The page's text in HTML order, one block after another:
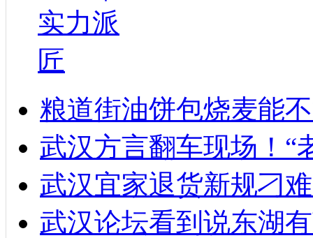
实力派
匠
粮道街油饼包烧麦能
武汉方言翻车现场！“
武汉宜家退货新规刁
武汉论坛看到说东湖